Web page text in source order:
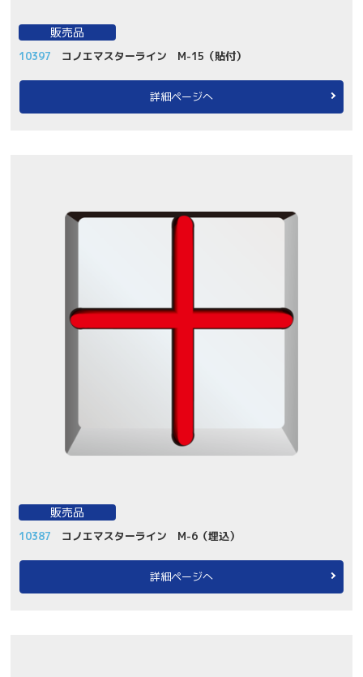
販売品
10397 コノエマスターライン M-15（貼付）
詳細ページへ
販売品
10387 コノエマスターライン M-6（埋込）
詳細ページへ